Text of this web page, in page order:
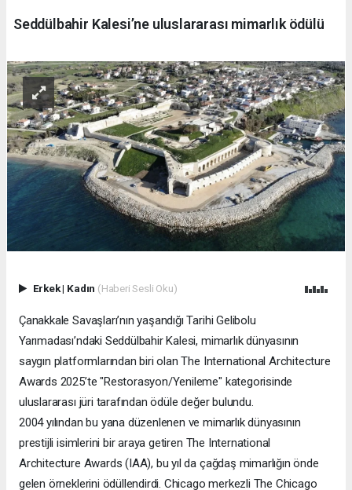
Seddülbahir Kalesi’ne uluslararası mimarlık ödülü
Erkek| Kadın (Haberi Sesli Oku)
Çanakkale Savaşları’nın yaşandığı Tarihi Gelibolu
Yarımadası’ndaki Seddülbahir Kalesi, mimarlık dünyasının
saygın platformlarından biri olan The International Architecture
Awards 2025’te "Restorasyon/Yenileme" kategorisinde
uluslararası jüri tarafından ödüle değer bulundu.
2004 yılından bu yana düzenlenen ve mimarlık dünyasının
prestijli isimlerini bir araya getiren The International
Architecture Awards (IAA), bu yıl da çağdaş mimarlığın önde
gelen örneklerini ödüllendirdi. Chicago merkezli The Chicago